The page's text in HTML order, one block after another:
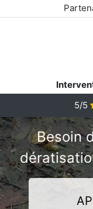
5/5
Besoin